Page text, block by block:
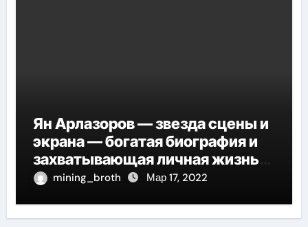
Ян Арлазоров — звезда сцены и
экрана — богатая биография и
захватывающая личная жизнь
великого актера
mining_broth Мар 17, 2022